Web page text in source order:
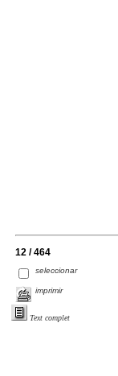
12 / 464
seleccionar
imprimir
Text complet